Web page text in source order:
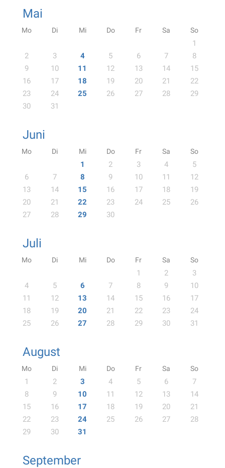
Mai
Mo Di Mi Do Fr Sa So
1
2
3 4 5 6 7
8
9
10 11 12 13 14
15
16
17 18 19 20 21
22
23
24 25 26 27 28
29
30
31
Juni
Mo Di Mi Do Fr Sa So
1 2 3 4
5
6
7 8 9 10 11
12
13
14 15 16 17 18
19
20
21 22 23 24 25
26
27
28 29 30
Juli
Mo Di Mi Do Fr Sa So
1 2
3
4
5 6 7 8 9
10
11
12 13 14 15 16
17
18
19 20 21 22 23
24
25
26 27 28 29 30 31
August
Mo Di Mi Do Fr Sa So
1 2 3 4 5 6
7
8
9 10 11 12 13
14
15
16 17 18 19 20
21
22
23 24 25 26 27
28
29
30 31
September